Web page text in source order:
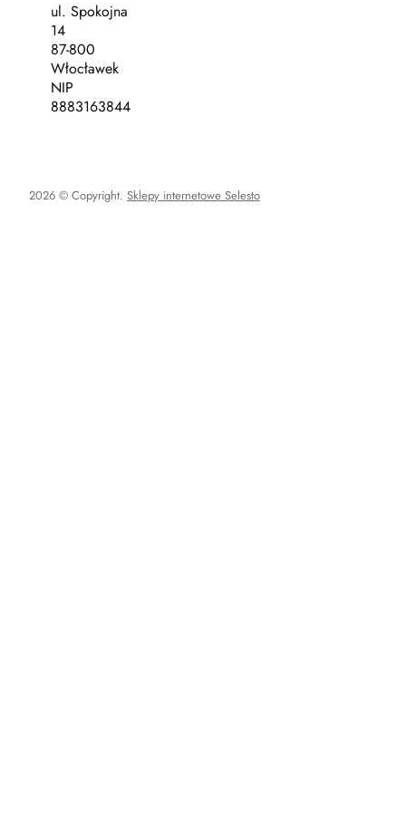
ul. Spokojna
14
87-800
Włocławek
NIP
8883163844
2026 © Copyright. Sklepy internetowe Selesto